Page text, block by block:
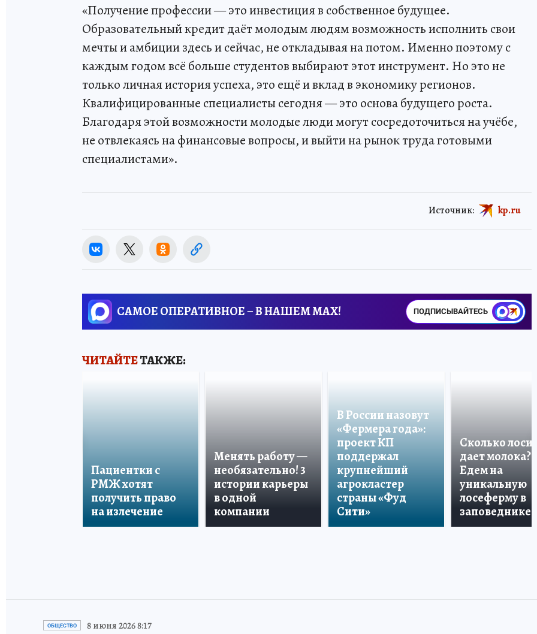
«Получение профессии — это инвестиция в собственное будущее.
Образовательный кредит даёт молодым людям возможность исполнить свои
мечты и амбиции здесь и сейчас, не откладывая на потом. Именно поэтому с
каждым годом всё больше студентов выбирают этот инструмент. Но это не
только личная история успеха, это ещё и вклад в экономику регионов.
Квалифицированные специалисты сегодня — это основа будущего роста.
Благодаря этой возможности молодые люди могут сосредоточиться на учёбе,
не отвлекаясь на финансовые вопросы, и выйти на рынок труда готовыми
специалистами».
Источник: kp.ru
САМОЕ ОПЕРАТИВНОЕ – В НАШЕМ MAX! ПОДПИСЫВАЙТЕСЬ
ЧИТАЙТЕТАКЖЕ:
Пациентки с
РМЖ хотят
получить право
на излечение
Менять работу —
необязательно! 3
истории карьеры
в одной
компании
В России назовут
«Фермера года»:
проект КП
поддержал
крупнейший
агрокластер
страны «Фуд
Сити»
Сколько лосиха
дает молока?
Едем на
уникальную
лосеферму в
заповеднике!
ОБЩЕСТВО 8 июня 2026 8:17